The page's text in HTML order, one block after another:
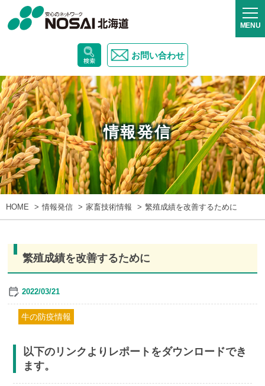
お問い合わせ
情報発信
HOME 情報発信 家畜技術情報 繁殖成績を改善するために
繁殖成績を改善するために
2022/03/21
牛の防疫情報
以下のリンクよりレポートをダウンロードでき
ます。